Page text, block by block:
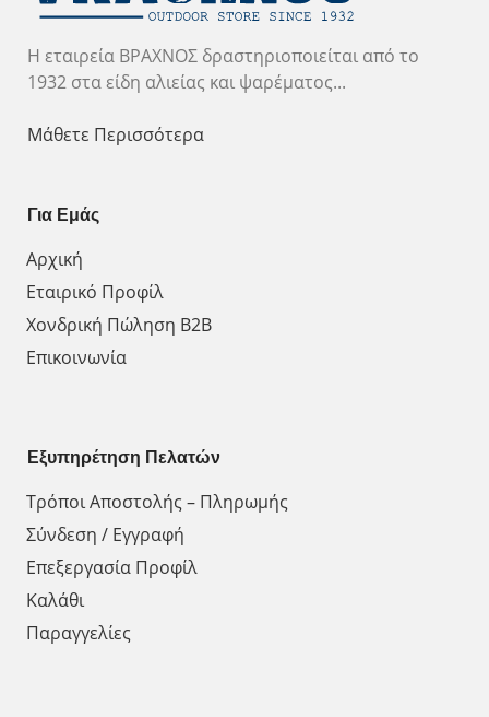
Η εταιρεία ΒΡΑΧΝΟΣ δραστηριοποιείται από το
1932 στα είδη αλιείας και ψαρέματος...
Μάθετε Περισσότερα
Για Εμάς
Αρχική
Εταιρικό Προφίλ
Χονδρική Πώληση Β2Β
Επικοινωνία
Εξυπηρέτηση Πελατών
Τρόποι Αποστολής – Πληρωμής
Σύνδεση / Εγγραφή
Επεξεργασία Προφίλ
Καλάθι
Παραγγελίες